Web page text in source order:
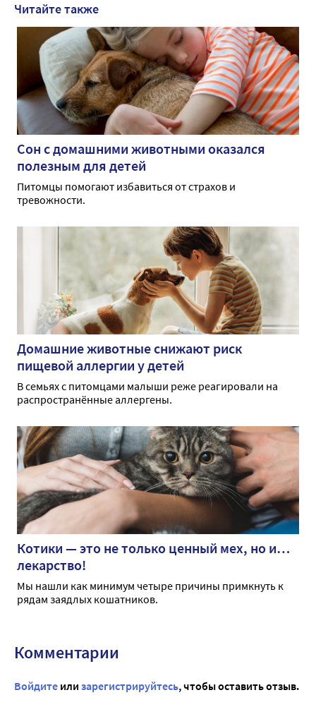
Читайте также
Сон с домашними животными оказался
полезным для детей
Питомцы помогают избавиться от страхов и
тревожности.
Домашние животные снижают риск
пищевой аллергии у детей
В семьях с питомцами малыши реже реагировали на
распространённые аллергены.
Котики — это не только ценный мех, но и…
лекарство!
Мы нашли как минимум четыре причины примкнуть к
рядам заядлых кошатников.
Комментарии
Войдите или зарегистрируйтесь, чтобы оставить отзыв.